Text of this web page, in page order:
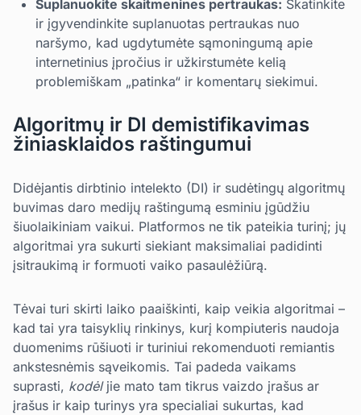
Suplanuokite skaitmenines pertraukas: Skatinkite
ir įgyvendinkite suplanuotas pertraukas nuo
naršymo, kad ugdytumėte sąmoningumą apie
internetinius įpročius ir užkirstumėte kelią
problemiškam „patinka“ ir komentarų siekimui.
Algoritmų ir DI demistifikavimas
žiniasklaidos raštingumui
Didėjantis dirbtinio intelekto (DI) ir sudėtingų algoritmų
buvimas daro medijų raštingumą esminiu įgūdžiu
šiuolaikiniam vaikui. Platformos ne tik pateikia turinį; jų
algoritmai yra sukurti siekiant maksimaliai padidinti
įsitraukimą ir formuoti vaiko pasaulėžiūrą.
Tėvai turi skirti laiko paaiškinti, kaip veikia algoritmai –
kad tai yra taisyklių rinkinys, kurį kompiuteris naudoja
duomenims rūšiuoti ir turiniui rekomenduoti remiantis
ankstesnėmis sąveikomis. Tai padeda vaikams
suprasti, kodėljie mato tam tikrus vaizdo įrašus ar
įrašus ir kaip turinys yra specialiai sukurtas, kad